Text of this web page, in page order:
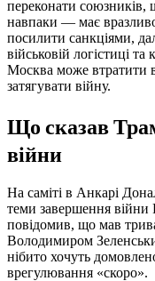
переконати союзників,
навпаки — має
посилити санкціями,
військовій логістиці
Москва може втратити
затягувати війну.
Що сказав
війни
На саміті в Анкарі
теми завершення війни
повідомив, що мав
Володимиром
нібито хочуть
врегулювання «скоро».